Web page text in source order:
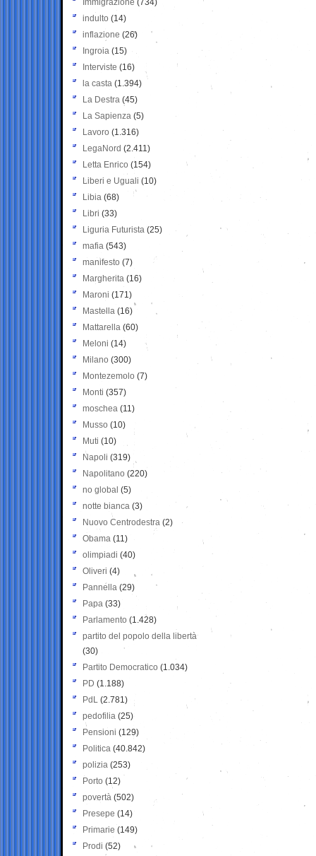
Immigrazione (734)
indulto (14)
inflazione (26)
Ingroia (15)
Interviste (16)
la casta (1.394)
La Destra (45)
La Sapienza (5)
Lavoro (1.316)
LegaNord (2.411)
Letta Enrico (154)
Liberi e Uguali (10)
Libia (68)
Libri (33)
Liguria Futurista (25)
mafia (543)
manifesto (7)
Margherita (16)
Maroni (171)
Mastella (16)
Mattarella (60)
Meloni (14)
Milano (300)
Montezemolo (7)
Monti (357)
moschea (11)
Musso (10)
Muti (10)
Napoli (319)
Napolitano (220)
no global (5)
notte bianca (3)
Nuovo Centrodestra (2)
Obama (11)
olimpiadi (40)
Oliveri (4)
Pannella (29)
Papa (33)
Parlamento (1.428)
partito del popolo della libertà
(30)
Partito Democratico (1.034)
PD (1.188)
PdL (2.781)
pedofilia (25)
Pensioni (129)
Politica (40.842)
polizia (253)
Porto (12)
povertà (502)
Presepe (14)
Primarie (149)
Prodi (52)